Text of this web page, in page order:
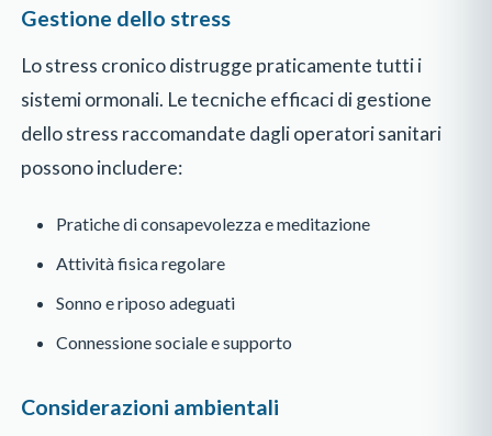
Gestione dello stress
Lo stress cronico distrugge praticamente tutti i
sistemi ormonali. Le tecniche efficaci di gestione
dello stress raccomandate dagli operatori sanitari
possono includere:
Pratiche di consapevolezza e meditazione
Attività fisica regolare
Sonno e riposo adeguati
Connessione sociale e supporto
Considerazioni ambientali